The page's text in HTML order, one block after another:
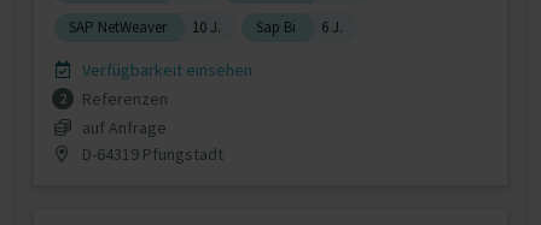
SAP NetWeaver
10 J. Sap Bi 6 J.
Verfügbarkeit einsehen
2
Referenzen
auf Anfrage
D-64319 Pfungstadt